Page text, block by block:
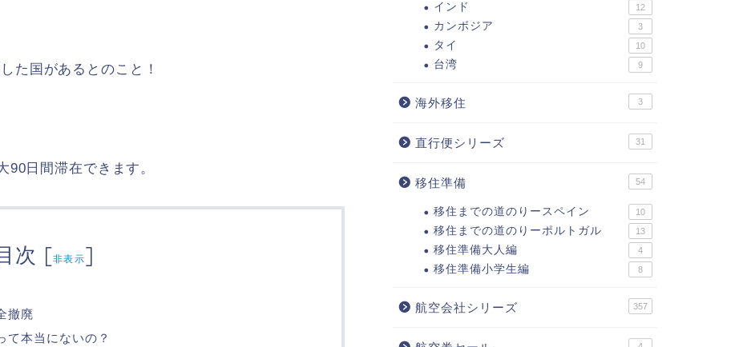
た国があるとのこと！
日間滞在できます。
次 [非表示]
撤廃
て本当にないの？
インド 12
カンボジア 3
タイ 10
台湾 9
海外移住 3
直行便シリーズ 31
移住準備 54
移住までの道のりースペイン 10
移住までの道のりーポルトガル 13
移住準備大人編 4
移住準備小学生編 8
航空会社シリーズ 357